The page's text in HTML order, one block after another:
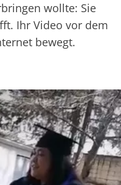
wollte: Sie
Ihr Video vor dem
bewegt.